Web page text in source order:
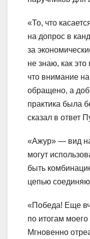
«То, что
на допрос в
за
не знаю, как
что внимание
обращено, а
практика была
сказал в ответ
«Ажур» — вид
могут
быть
цепью
«Победа! Еще
по итогам
Мгновенно